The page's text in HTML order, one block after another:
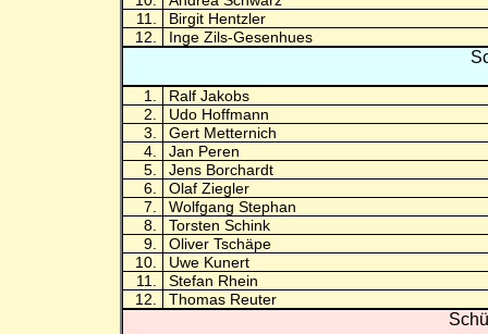
11.
Birgit Hentzler
12.
Inge Zils-Gesenhues
1.
Ralf Jakobs
2.
Udo Hoffmann
3.
Gert Metternich
4.
Jan Peren
5.
Jens Borchardt
6.
Olaf Ziegler
7.
Wolfgang Stephan
8.
Torsten Schink
9.
Oliver Tschäpe
10.
Uwe Kunert
11.
Stefan Rhein
12.
Thomas Reuter